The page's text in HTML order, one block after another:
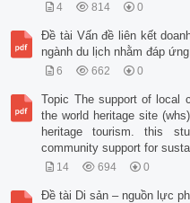
4 814 0
Đề tài Vấn đề liên kết
ngành du lịch nhằm đáp
6 662 0
Topic The support of local
the world heritage site
heritage tourism. this
community support for
14 694 0
Đề tài Di sản – nguồn lực